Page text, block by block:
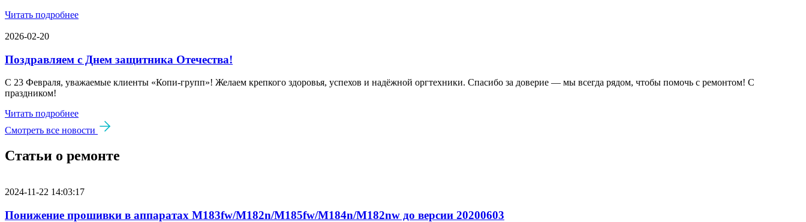
Читать подробнее
2026-02-20
Поздравляем с Днем защитника Отечества!
С 23 Февраля, уважаемые клиенты «Копи‑групп»! Желаем крепкого здоровья, успехов и надёжной оргтехники. Спасибо за доверие — мы всегда рядом, чтобы помочь с ремонтом! С
праздником!
Читать подробнее
Смотреть все новости
Статьи о ремонте
2024-11-22 14:03:17
Понижение прошивки в аппаратах M183fw/M182n/M185fw/M184n/M182nw до версии 20200603